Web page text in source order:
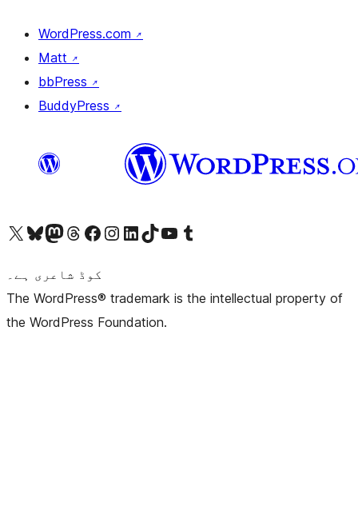
WordPress.com ↗
Matt ↗
bbPress ↗
BuddyPress ↗
Visit our X (formerly Twitter) account
ہمارے بلیواسکائی اکاؤنٹ پر جائیں
Visit our Mastodon account
ہمارے ٹھریڈز اکاؤنٹ پر جائیں
Visit our Facebook pageVisit our Instagram account
Visit our LinkedIn account
ہمارے ٹک ٹاک اکاؤنٹ پر جائیں
Visit our YouTube channel
ہمارے ٹمبلر اکاؤنٹ پر جائیں
کوڈ شاعری ہے۔
The WordPress® trademark is the intellectual property of
the WordPress Foundation.